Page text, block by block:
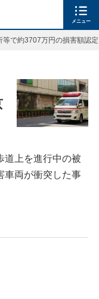
メニュー
等で約3707万円の損害額認
道上を進行中の被
車両が衝突した事